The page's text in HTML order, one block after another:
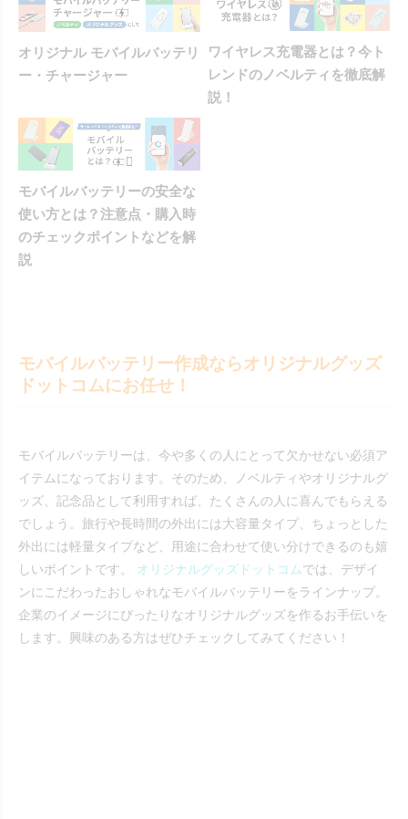
オリジナル モバイルバッテリ
ー・チャージャー
ワイヤレス充電器とは？今ト
レンドのノベルティを徹底解
説！
モバイルバッテリーの安全な
使い方とは？注意点・購入時
のチェックポイントなどを解
説
モバイルバッテリー作成ならオリジナルグッズ
ドットコムにお任せ！
モバイルバッテリーは、今や多くの人にとって欠かせない必須ア
イテムになっております。そのため、ノベルティやオリジナルグ
ッズ、記念品として利用すれば、たくさんの人に喜んでもらえる
でしょう。旅行や長時間の外出には大容量タイプ、ちょっとした
外出には軽量タイプなど、用途に合わせて使い分けできるのも嬉
しいポイントです。 オリジナルグッズドットコムでは、デザイ
ンにこだわったおしゃれなモバイルバッテリーをラインナップ。
企業のイメージにぴったりなオリジナルグッズを作るお手伝いを
します。興味のある方はぜひチェックしてみてください！